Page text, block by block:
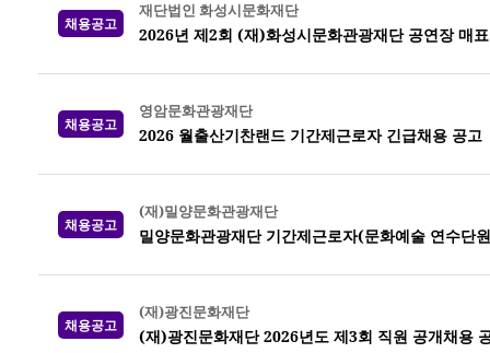
채용공고
재단법인 화성시문화재단
2026년 제2회 (재)화성시문화관광재단 공연장 매
채용공고
영암문화관광재단
2026 월출산기찬랜드 기간제근로자 긴급채용 공고
채용공고
(재)밀양문화관광재단
밀양문화관광재단 기간제근로자(문화예술 연수단
채용공고
(재)광진문화재단
(재)광진문화재단 2026년도 제3회 직원 공개채용